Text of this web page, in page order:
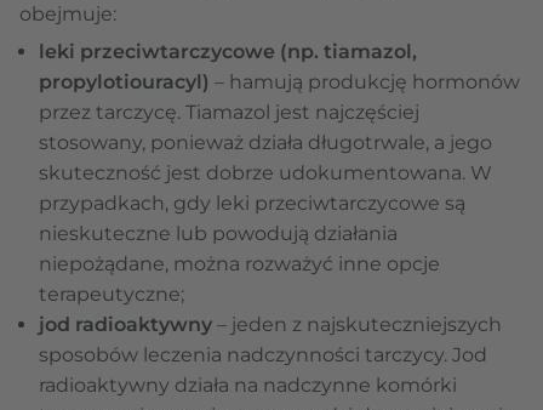
obejmuje:
leki przeciwtarczycowe (np. tiamazol,
propylotiouracyl) – hamują produkcję hormonów
przez tarczycę. Tiamazol jest najczęściej
stosowany, ponieważ działa długotrwale, a jego
skuteczność jest dobrze udokumentowana. W
przypadkach, gdy leki przeciwtarczycowe są
nieskuteczne lub powodują działania
niepożądane, można rozważyć inne opcje
terapeutyczne;
jod radioaktywny – jeden z najskuteczniejszych
sposobów leczenia nadczynności tarczycy. Jod
radioaktywny działa na nadczynne komórki